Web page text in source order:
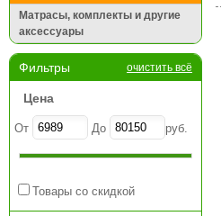
Матрасы, комплекты и другие
аксессуары
Фильтры очистить всё
Цена
От До руб.
Товары со скидкой